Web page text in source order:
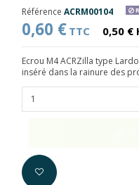
Référence ACRM00104
0,60 € TTC 0,50 €
Ecrou M4 ACRZilla type
inséré dans la rainure des